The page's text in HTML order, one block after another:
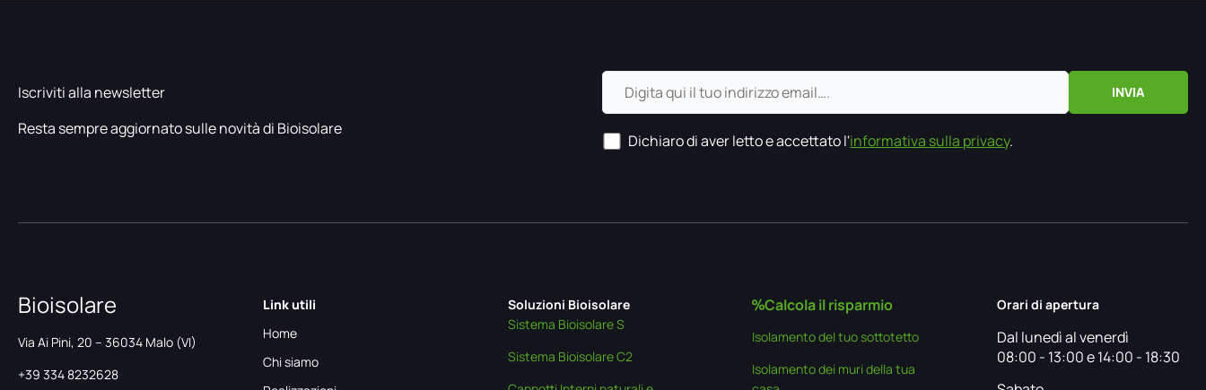
Iscriviti alla newsletter
Resta sempre aggiornato sulle novità di Bioisolare
Dichiaro di aver letto e accettato l'informativa sulla privacy.
Bioisolare
Via Ai Pini, 20 – 36034 Malo (VI)
+39 334 8232628
Link utili
Home
Chi siamo
Soluzioni Bioisolare
Sistema Bioisolare S
Sistema Bioisolare C2
Calcola il risparmio
Isolamento del tuo sottotetto
Isolamento dei muri della tua
Orari di apertura
Dal lunedì al venerdì
08:00 - 13:00 e 14:00 - 18:30